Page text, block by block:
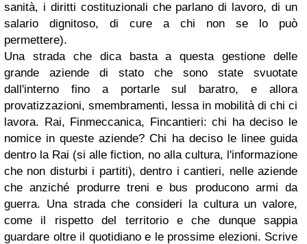
sanità, i diritti costituzionali che parlano di lavoro, di un
salario dignitoso, di cure a chi non se lo può
permettere).
Una strada che dica basta a questa gestione delle
grande aziende di stato che sono state svuotate
dall'interno fino a portarle sul baratro, e allora
provatizzazioni, smembramenti, lessa in mobilità di chi ci
lavora. Rai, Finmeccanica, Fincantieri: chi ha deciso le
nomice in queste aziende? Chi ha deciso le linee guida
dentro la Rai (si alle fiction, no alla cultura, l'informazione
che non disturbi i partiti), dentro i cantieri, nelle aziende
che anziché produrre treni e bus producono armi da
guerra. Una strada che consideri la cultura un valore,
come il rispetto del territorio e che dunque sappia
guardare oltre il quotidiano e le prossime elezioni. Scrive